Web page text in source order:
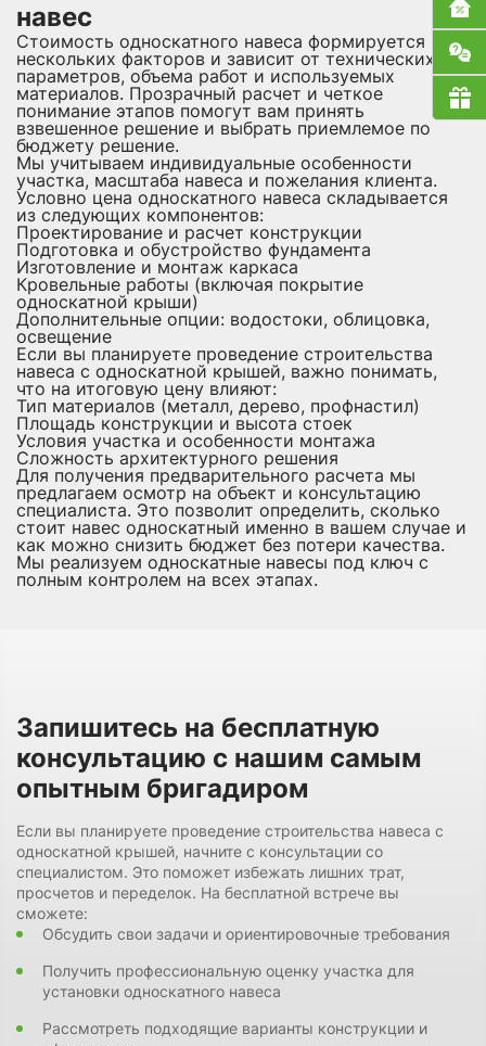
навес
Стоимость односкатного навеса формируется из
нескольких факторов и зависит от технических
параметров, объема работ и используемых
материалов. Прозрачный расчет и четкое
понимание этапов помогут вам принять
взвешенное решение и выбрать приемлемое по
бюджету решение.
Мы учитываем индивидуальные особенности
участка, масштаба навеса и пожелания клиента.
Условно цена односкатного навеса складывается
из следующих компонентов:
Проектирование и расчет конструкции
Подготовка и обустройство фундамента
Изготовление и монтаж каркаса
Кровельные работы (включая покрытие
односкатной крыши)
Дополнительные опции: водостоки, облицовка,
освещение
Если вы планируете проведение строительства
навеса с односкатной крышей, важно понимать,
что на итоговую цену влияют:
Тип материалов (металл, дерево, профнастил)
Площадь конструкции и высота стоек
Условия участка и особенности монтажа
Сложность архитектурного решения
Для получения предварительного расчета мы
предлагаем осмотр на объект и консультацию
специалиста. Это позволит определить, сколько
стоит навес односкатный именно в вашем случае и
как можно снизить бюджет без потери качества.
Мы реализуем односкатные навесы под ключ с
полным контролем на всех этапах.
Запишитесь на бесплатную
консультацию с нашим самым
опытным бригадиром
Если вы планируете проведение строительства навеса с
односкатной крышей, начните с консультации со
специалистом. Это поможет избежать лишних трат,
просчетов и переделок. На бесплатной встрече вы
сможете:
Обсудить свои задачи и ориентировочные требования
Получить профессиональную оценку участка для
установки односкатного навеса
Рассмотреть подходящие варианты конструкции и